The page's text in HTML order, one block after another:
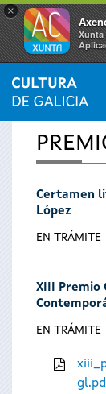
×
Xunta
Se
encuentra
usted
aquí
INICIO
Certamen
López
EN TRÁMITE
XIII Premio
EN TRÁMITE